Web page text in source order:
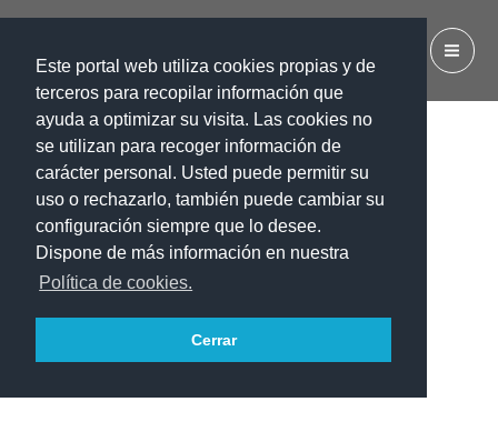
Este portal web utiliza cookies propias y de
terceros para recopilar información que
ayuda a optimizar su visita. Las cookies no
se utilizan para recoger información de
carácter personal. Usted puede permitir su
uso o rechazarlo, también puede cambiar su
configuración siempre que lo desee.
Dispone de más información en nuestra
Política de cookies.
Cerrar
contenido